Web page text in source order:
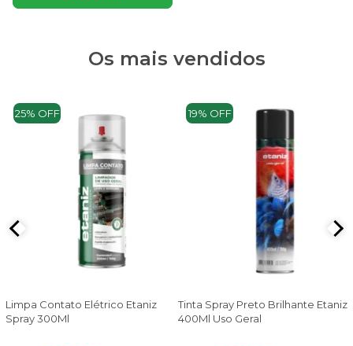
Os mais vendidos
25% OFF
Limpa Contato Elétrico Etaniz
Spray 300Ml
19% OFF
Tinta Spray Preto Brilhante Etaniz
400Ml Uso Geral